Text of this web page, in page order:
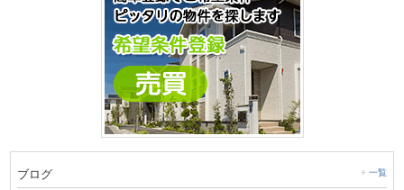
ブログ 一覧